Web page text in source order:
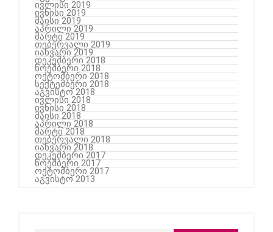
ივლისი 2019
ივნისი 2019
მაისი 2019
აპრილი 2019
მარტი 2019
თებერვალი 2019
იანვარი 2019
დეკემბერი 2018
ნოემბერი 2018
ოქტომბერი 2018
სექტემბერი 2018
აგვისტო 2018
ივლისი 2018
ივნისი 2018
მაისი 2018
აპრილი 2018
მარტი 2018
თებერვალი 2018
იანვარი 2018
დეკემბერი 2017
ნოემბერი 2017
ოქტომბერი 2017
აგვისტო 2013